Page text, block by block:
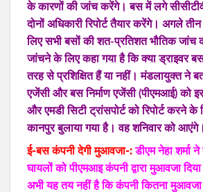
के कारणों की जांच करेंगे। बस में लगे
दोनों अधिकारी रिपोर्ट तैयार करेंगे। अगले
लिए सभी बसों की शत-प्रतिशत भौतिक जांच
जांचने के लिए कहा गया है कि क्या ड्राइवर
तरह से प्रशिक्षित हैं या नहीं। मंडलायुक्त ने
एजेंसी और बस निर्माण एजेंसी (पीएमआई) को
और एमडी सिटी ट्रांसपोर्ट को रिपोर्ट
कानपुर बुलाया गया है। वह शनिवार को आएंगे।
ई-बस कंपनी देगी मुआवजा-: डीएम नेहा शर्मा
घायलों को पीएमआइ कंपनी द्वारा मुआवजा
अभी यह तय नहीं है कि कंपनी कितना मुआवजा